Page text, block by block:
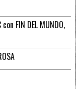
FIN DEL MUNDO,